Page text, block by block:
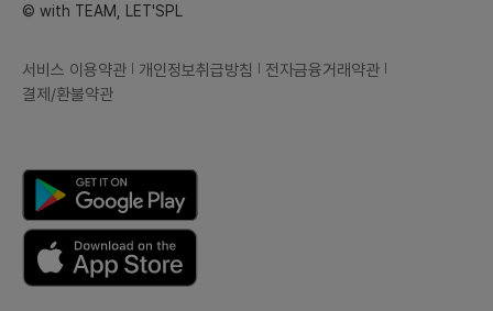
© with TEAM, LET'SPL
서비스 이용약관 개인정보취급방침
전자금융거래약관
결제/환불약관